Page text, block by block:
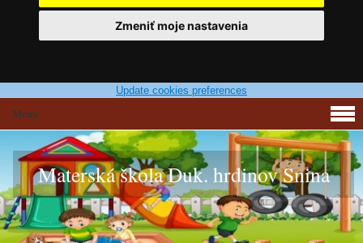
Zmeniť moje nastavenia
Update cookies preferences
Materská škola Duk. hrdinov Snina
Menu